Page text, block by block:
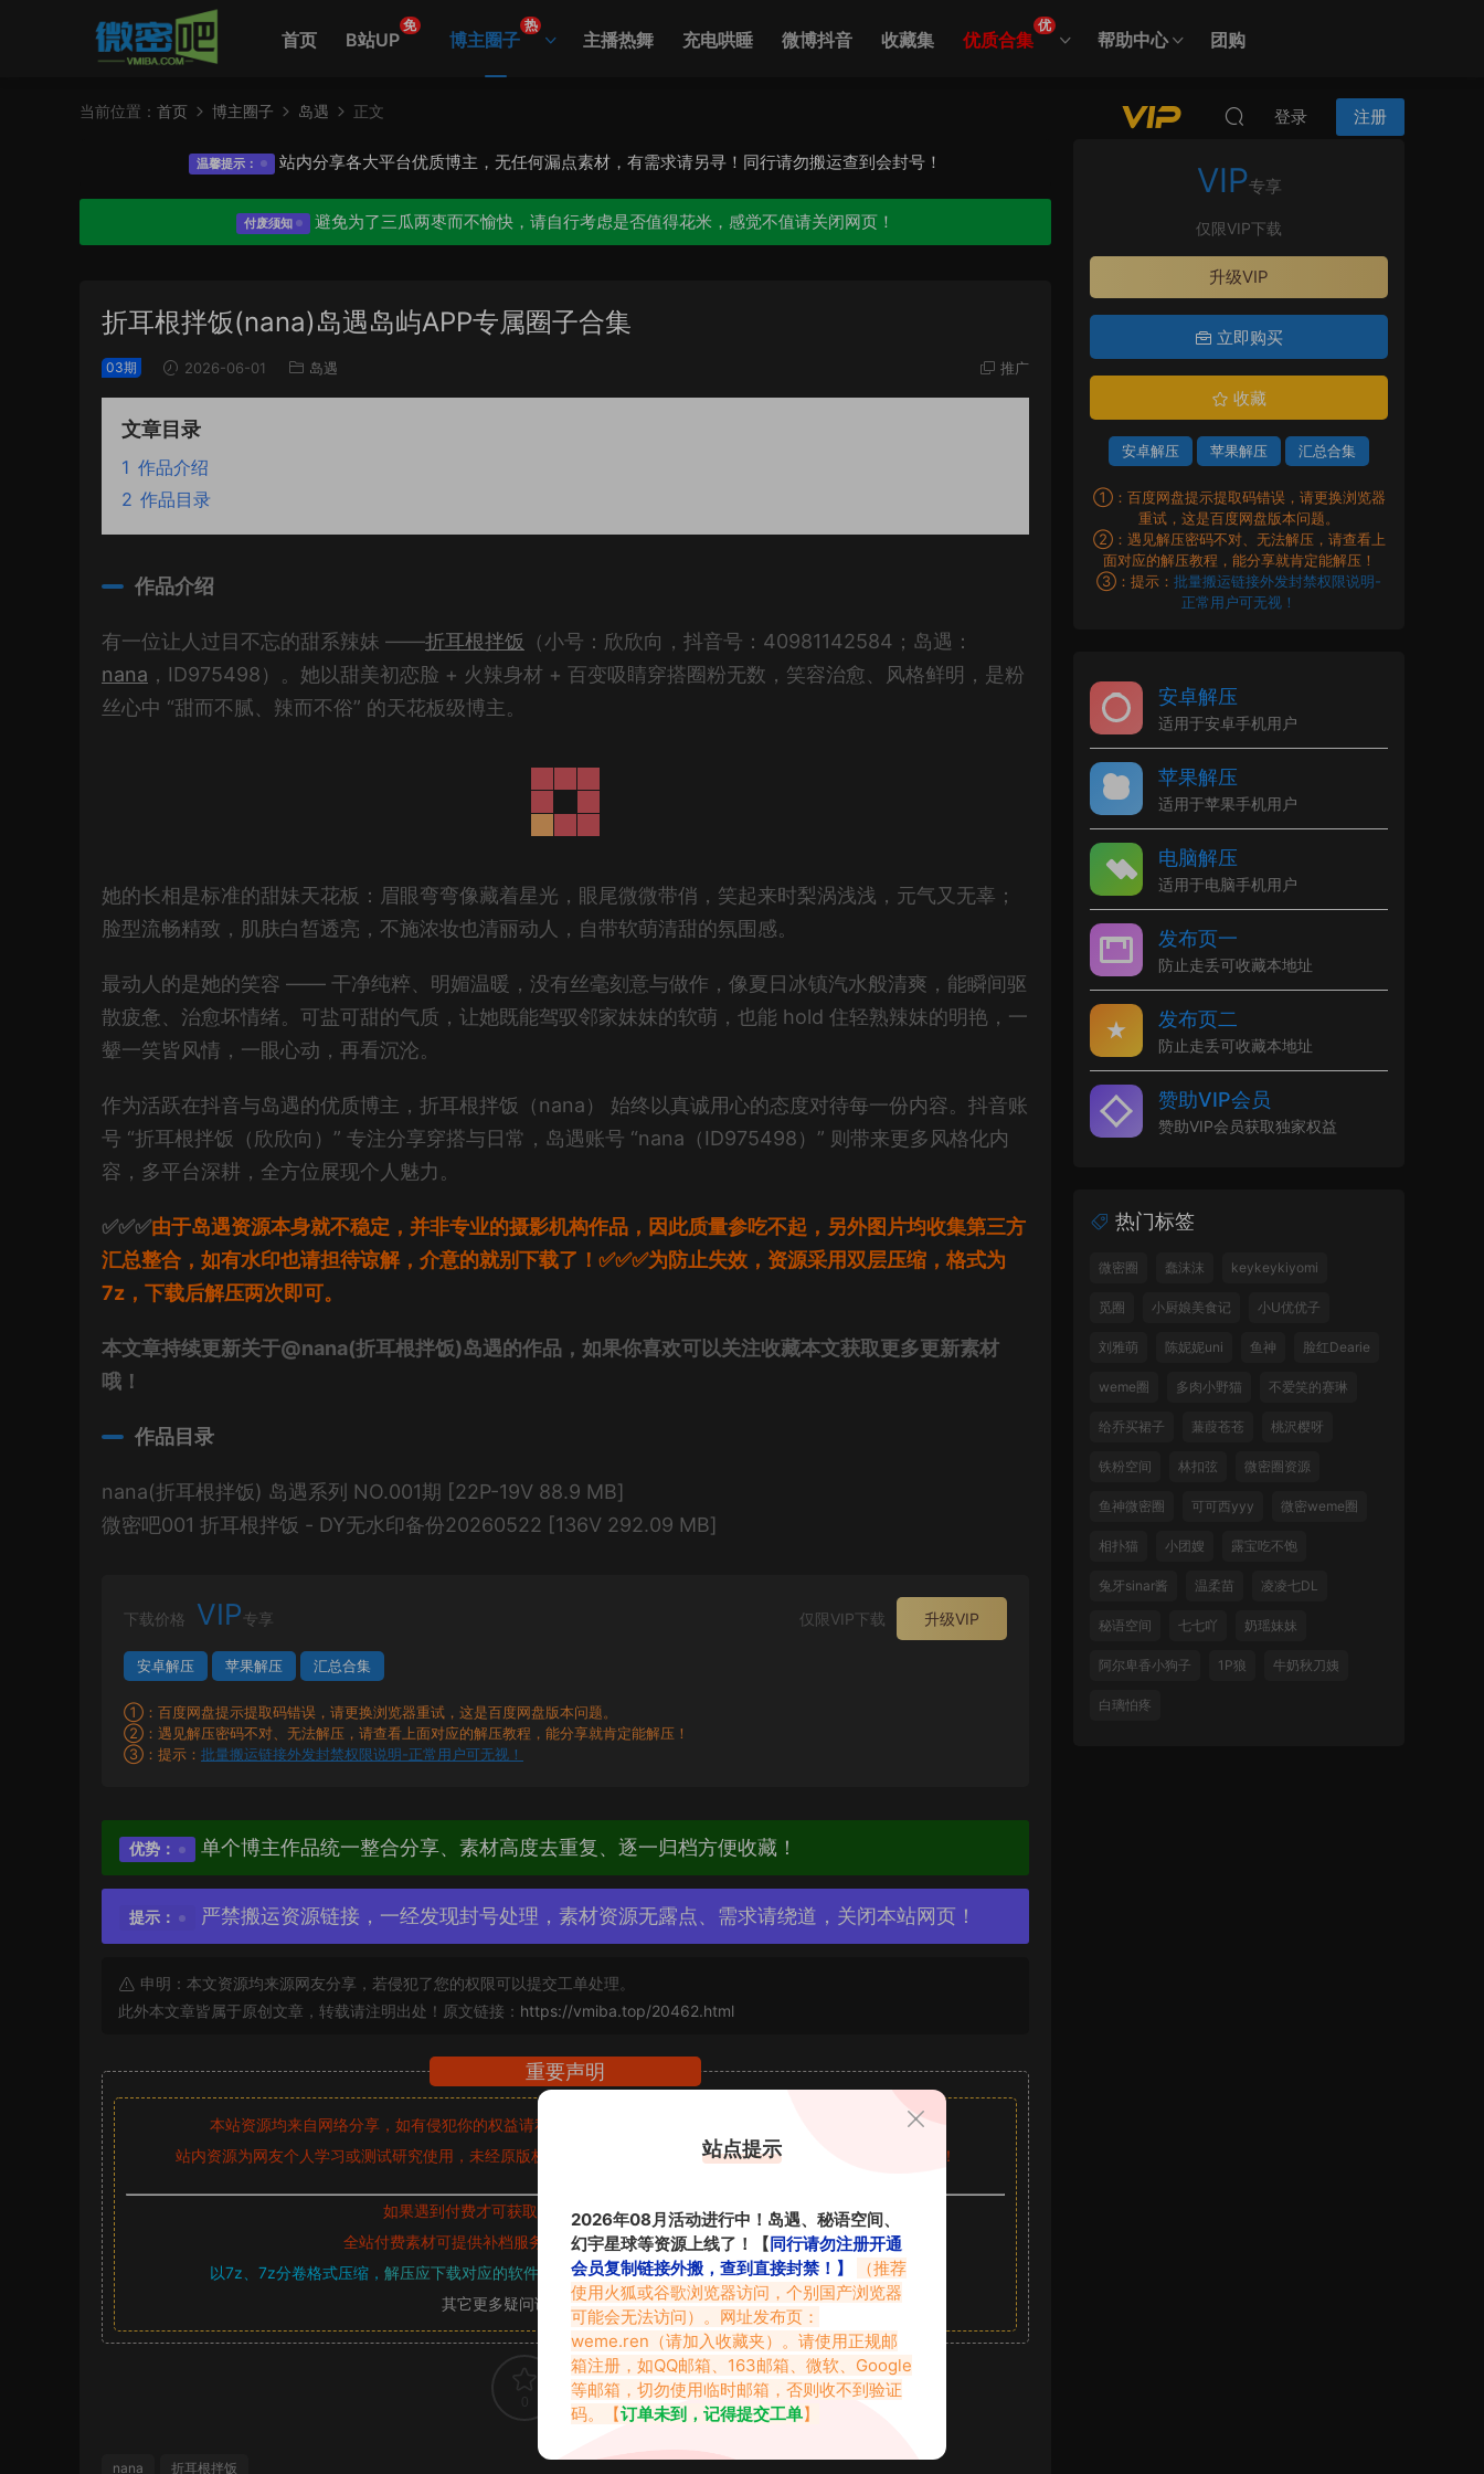
首页 B站UP
免
博主圈子
热
主播热舞 充电哄睡 微博抖音 收藏集 优质合集
优
帮助中心 团购
登录 注册
当前位置： 首页 博主圈子 岛遇 正文
温馨提示： 站内分享各大平台优质博主，无任何漏点素材，有需求请另寻！同行请勿搬运查到会封号！
付废须知 避免为了三瓜两枣而不愉快，请自行考虑是否值得花米，感觉不值请关闭网页！
折耳根拌饭(nana)岛遇岛屿APP专属圈子合集
03期 2026-06-01 岛遇 推广
文章目录
1 作品介绍
2 作品目录
作品介绍
有一位让人过目不忘的甜系辣妹 ——折耳根拌饭 （小号：欣欣向，抖音号：40981142584；岛遇：
nana ，ID975498）。她以甜美初恋脸 + 火辣身材 + 百变吸睛穿搭圈粉无数，笑容治愈、风格鲜明，是粉
丝心中 “甜而不腻、辣而不俗” 的天花板级博主。
她的长相是标准的甜妹天花板：眉眼弯弯像藏着星光，眼尾微微带俏，笑起来时梨涡浅浅，元气又无辜；
脸型流畅精致，肌肤白皙透亮，不施浓妆也清丽动人，自带软萌清甜的氛围感。
最动人的是她的笑容 —— 干净纯粹、明媚温暖，没有丝毫刻意与做作，像夏日冰镇汽水般清爽，能瞬间驱
散疲惫、治愈坏情绪。可盐可甜的气质，让她既能驾驭邻家妹妹的软萌，也能 hold 住轻熟辣妹的明艳，一
颦一笑皆风情，一眼心动，再看沉沦。
作为活跃在抖音与岛遇的优质博主，折耳根拌饭（nana） 始终以真诚用心的态度对待每一份内容。抖音账
号 “折耳根拌饭（欣欣向）” 专注分享穿搭与日常，岛遇账号 “nana（ID975498）” 则带来更多风格化内
容，多平台深耕，全方位展现个人魅力。
✅✅✅由于岛遇资源本身就不稳定，并非专业的摄影机构作品，因此质量参吃不起，另外图片均收集第三方
汇总整合，如有水印也请担待谅解，介意的就别下载了！✅✅✅为防止失效，资源采用双层压缩，格式为
7z，下载后解压两次即可。
本文章持续更新关于@nana(折耳根拌饭)岛遇的作品，如果你喜欢可以关注收藏本文获取更多更新素材
哦！
作品目录
nana(折耳根拌饭) 岛遇系列 NO.001期 [22P-19V 88.9 MB]
微密吧001 折耳根拌饭 - DY无水印备份20260522 [136V 292.09 MB]
下载价格 VIP 专享 仅限VIP下载 升级VIP
安卓解压 苹果解压 汇总合集
①：百度网盘提示提取码错误，请更换浏览器重试，这是百度网盘版本问题。
②：遇见解压密码不对、无法解压，请查看上面对应的解压教程，能分享就肯定能解压！
③：提示： 批量搬运链接外发封禁权限说明-正常用户可无视！
优势： 单个博主作品统一整合分享、素材高度去重复、逐一归档方便收藏！
提示： 严禁搬运资源链接，一经发现封号处理，素材资源无露点、需求请绕道，关闭本站网页！
申明：本文资源均来源网友分享，若侵犯了您的权限可以提交工单处理。
此外本文章皆属于原创文章，转载请注明出处！原文链接： https://vmiba.top/20462.html
重要声明
本站资源均来自网络分享，如有侵犯你的权益请私信留言
收到留言后，我们会第一时间进行审核后删除。
站内资源为网友个人学习或测试研究使用，未经原版权作者许可,禁止用于任何商业途径！请在下载24小时内删除！
如果遇到付费才可获取的素材，建议升级对应的VIP。
全站付费素材可提供补档服务
均有备份”，素材以主流网盘分享。
以7z、7z分卷格式压缩， 解压应下载对应的软件操作，电脑：7-zip；安卓：zarchiver；苹果：解压专家
其它更多疑问请查看站内帮助中心！
0
nana 折耳根拌饭
VIP专享
仅限VIP下载
升级VIP
立即购买
收藏
安卓解压 苹果解压 汇总合集
①：百度网盘提示提取码错误，请更换浏览器
重试，这是百度网盘版本问题。
②：遇见解压密码不对、无法解压，请查看上
面对应的解压教程，能分享就肯定能解压！
③：提示： 批量搬运链接外发封禁权限说明-
正常用户可无视！
安卓解压
适用于安卓手机用户
苹果解压
适用于苹果手机用户
电脑解压
适用于电脑手机用户
发布页一
防止走丢可收藏本地址
发布页二
防止走丢可收藏本地址
赞助VIP会员
赞助VIP会员获取独家权益
热门标签
微密圈 蠢沫沫 keykeykiyomi
觅圈 小厨娘美食记 小U优优子
刘雅萌 陈妮妮uni 鱼神 脸红Dearie
weme圈 多肉小野猫 不爱笑的赛琳
给乔买裙子 蒹葭苍苍 桃沢樱呀
铁粉空间 林扣弦 微密圈资源
鱼神微密圈 可可西yyy 微密weme圈
相扑猫 小团嫂 露宝吃不饱
兔牙sinar酱 温柔苗 凌凌七DL
秘语空间 七七吖 奶瑶妹妹
阿尔卑香小狗子 1P狼 牛奶秋刀姨
白璃怕疼
站点提示
2026年08月活动进行中！岛遇、秘语空间、
幻宇星球等资源上线了！【同行请勿注册开通
会员复制链接外搬，查到直接封禁！】
（推荐
使用火狐或谷歌浏览器访问，个别国产浏览器
可能会无法访问）。网址发布页：
weme.ren （请加入收藏夹）。请使用正规邮
箱注册，如QQ邮箱、163邮箱、微软、Google
等邮箱，切勿使用临时邮箱，否则收不到验证
码。【订单未到，记得提交工单】